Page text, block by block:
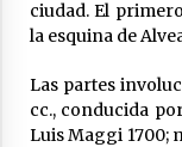
ciudad. El
la esquina de
Las partes
cc., conducida
Luis Maggi 1700;